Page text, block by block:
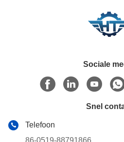
Sociale
Snel
Telefoon
86-0519-88791866